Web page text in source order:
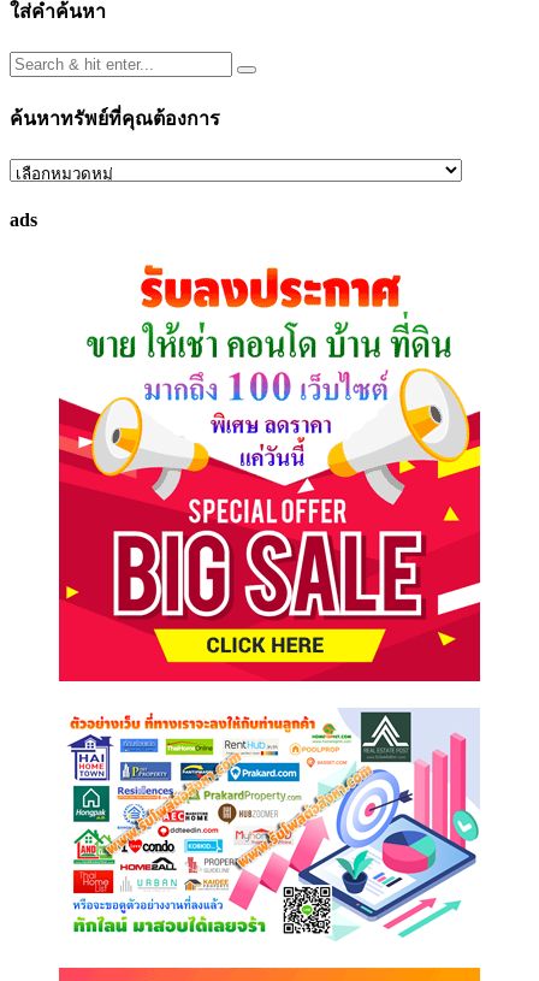
ใส่คำค้นหา
ค้นหาทรัพย์ที่คุณต้องการ
ค้นหา
ที่
ads